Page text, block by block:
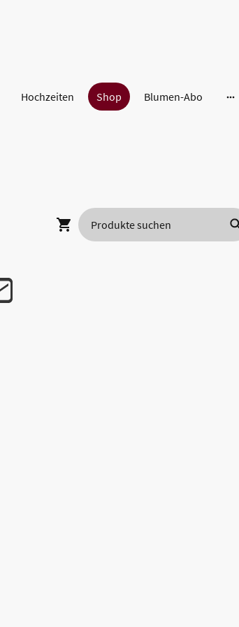
Hochzeiten Shop Blumen-Abo